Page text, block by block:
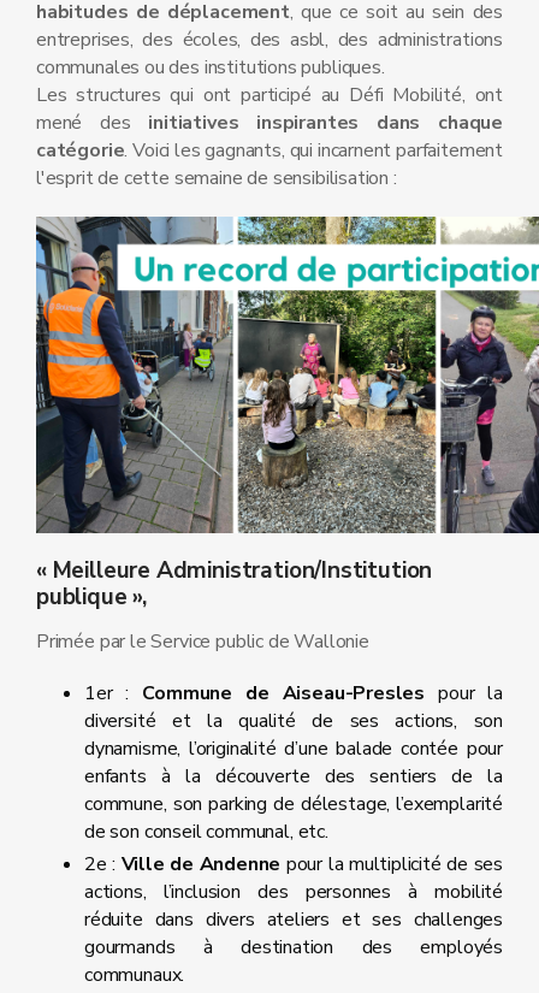
habitudes de déplacement, que ce soit au sein des
entreprises, des écoles, des asbl, des administrations
communales ou des institutions publiques.
Les structures qui ont participé au Défi Mobilité, ont
mené des initiatives inspirantes dans chaque
catégorie. Voici les gagnants, qui incarnent parfaitement
l'esprit de cette semaine de sensibilisation :
« Meilleure Administration/Institution
publique »,
Primée par le Service public de Wallonie
1er : Commune de Aiseau-Presles pour la
diversité et la qualité de ses actions, son
dynamisme, l’originalité d’une balade contée pour
enfants à la découverte des sentiers de la
commune, son parking de délestage, l’exemplarité
de son conseil communal, etc.
2e : Ville de Andenne pour la multiplicité de ses
actions, l’inclusion des personnes à mobilité
réduite dans divers ateliers et ses challenges
gourmands à destination des employés
communaux.